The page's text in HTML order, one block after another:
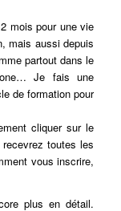
mois pour une vie
mais aussi depuis
partout dans le
Je fais une
de formation pour
cliquer sur le
toutes les
vous inscrire,
plus en détail.